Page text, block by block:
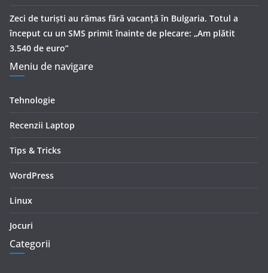
Zeci de turiști au rămas fără vacanță în Bulgaria. Totul a
început cu un SMS primit înainte de plecare: „Am plătit
3.540 de euro”
Meniu de navigare
Tehnologie
Recenzii Laptop
Tips & Tricks
WordPress
Linux
Jocuri
Categorii